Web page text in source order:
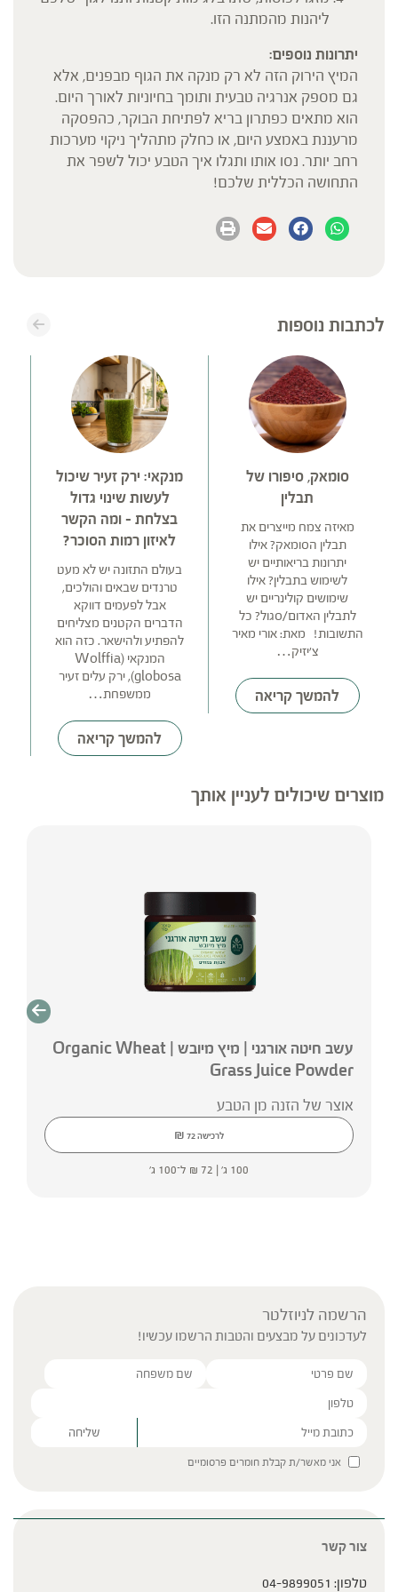
ליהנות מהמתנה הזו.
יתרונות נוספים:
המיץ הירוק הזה לא רק מנקה את הגוף מבפנים, אלא
גם מספק אנרגיה טבעית ותומך בחיוניות לאורך היום.
הוא מתאים כפתרון בריא לפתיחת הבוקר, כהפסקה
מרעננת באמצע היום, או כחלק מתהליך ניקוי מערכות
רחב יותר. נסו אותו ותגלו איך הטבע יכול לשפר את
התחושה הכללית שלכם!
לכתבות נוספות
סומאק, סיפורו של
תבלין
מאיזה צמח מייצרים את
תבלין הסומאק? אילו
יתרונות בריאותיים יש
לשימוש בתבלין? אילו
שימושים קולינריים יש
לתבלין האדום/סגול? כל
התשובות! מאת: אורי מאיר
צ'יזיק…
להמשך קריאה
מנקאי: ירק זעיר שיכול
לעשות שינוי גדול
בצלחת – ומה הקשר
לאיזון רמות הסוכר?
בעולם התזונה יש לא מעט
טרנדים שבאים והולכים,
אבל לפעמים דווקא
הדברים הקטנים מצליחים
להפתיע ולהישאר. כזה הוא
המנקאי (Wolffia
globosa), ירק עלים זעיר
ממשפחת…
להמשך קריאה
מוצרים שיכולים לעניין אותך
עשב חיטה אורגני | מיץ מיובש | Organic Wheat
Grass Juice Powder
אוצר של הזנה מן הטבע
לרכישה ₪ 72
100 ג' | ₪ 72 ל־100 ג'
הרשמה לניוזלטר
לעדכונים על מבצעים והטבות הרשמו עכשיו!
Please leave this field empty.
אני מאשר/ת קבלת חומרים פרסומיים
צור קשר
טלפון: 04-9899051